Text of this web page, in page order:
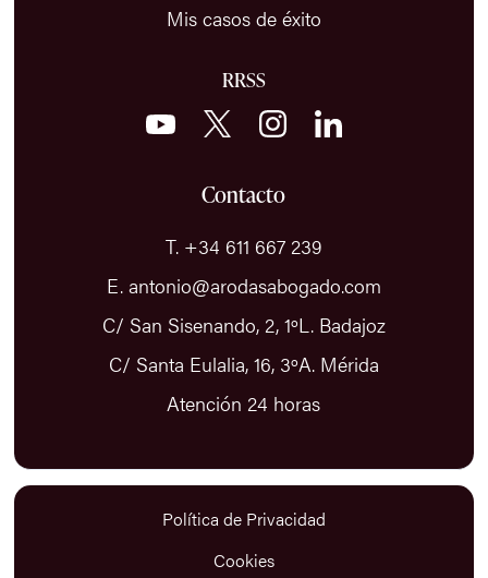
Mis casos de éxito
RRSS
Contacto
T. +34 611 667 239
E. antonio@arodasabogado.com
C/ San Sisenando, 2, 1ºL. Badajoz
C/ Santa Eulalia, 16, 3ºA. Mérida
Atención 24 horas
Política de Privacidad
Cookies